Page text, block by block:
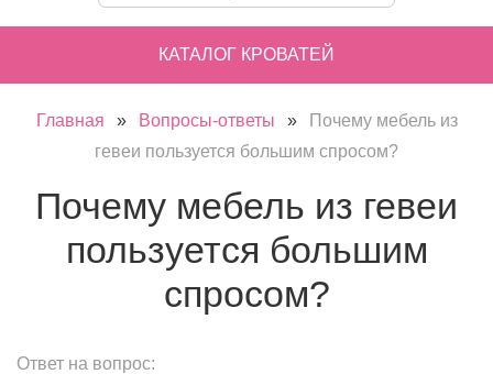
КАТАЛОГ КРОВАТЕЙ
Главная » Вопросы-ответы »
Почему мебель из
гевеи пользуется большим спросом?
Почему мебель из гевеи
пользуется большим
спросом?
Ответ на вопрос: